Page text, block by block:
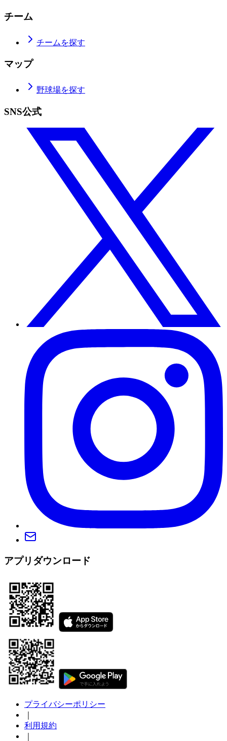
チーム
チームを探す
マップ
野球場を探す
SNS公式
アプリダウンロード
プライバシーポリシー
利用規約